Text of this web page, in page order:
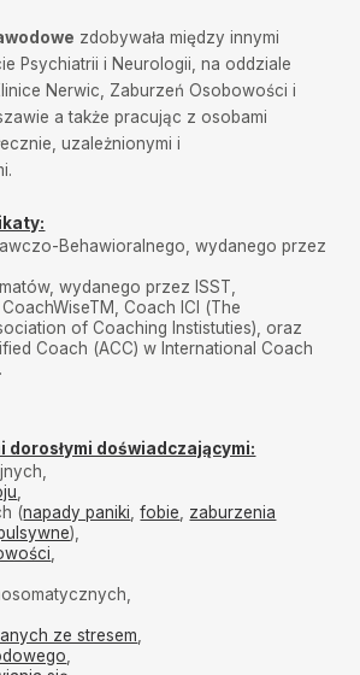
zdobywała między innymi
Psychiatrii i Neurologii, na oddziale
Nerwic, Zaburzeń Osobowości i
a także pracując z osobami
uzależnionymi i
Behawioralnego, wydanego przez
wydanego przez ISST,
Coach ICI (The
of Coaching Instistuties), oraz
Coach (ACC) w International Coach
dorosłymi doświadczającymi:
(napady paniki ,fobie
zaburzenia
),
ze stresem